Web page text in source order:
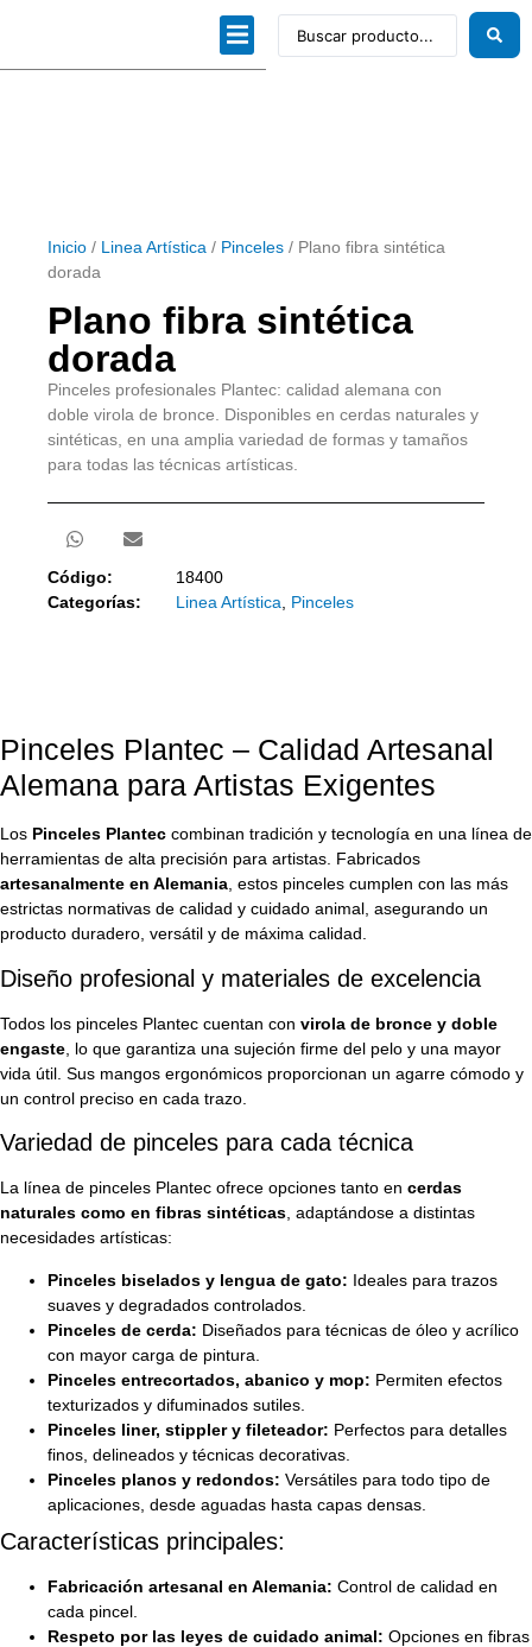
Inicio / Linea Artística / Pinceles / Plano fibra sintética
dorada
Plano fibra sintética
dorada
Pinceles profesionales Plantec: calidad alemana con
doble virola de bronce. Disponibles en cerdas naturales y
sintéticas, en una amplia variedad de formas y tamaños
para todas las técnicas artísticas.
Código:
18400
Categorías:
Linea Artística, Pinceles
Pinceles Plantec – Calidad Artesanal
Alemana para Artistas Exigentes
Los Pinceles Plantec combinan tradición y tecnología en una línea de
herramientas de alta precisión para artistas. Fabricados
artesanalmente en Alemania, estos pinceles cumplen con las más
estrictas normativas de calidad y cuidado animal, asegurando un
producto duradero, versátil y de máxima calidad.
Diseño profesional y materiales de excelencia
Todos los pinceles Plantec cuentan con virola de bronce y doble
engaste , lo que garantiza una sujeción firme del pelo y una mayor
vida útil. Sus mangos ergonómicos proporcionan un agarre cómodo y
un control preciso en cada trazo.
Variedad de pinceles para cada técnica
La línea de pinceles Plantec ofrece opciones tanto en cerdas
naturales como en fibras sintéticas , adaptándose a distintas
necesidades artísticas:
Pinceles biselados y lengua de gato: Ideales para trazos
suaves y degradados controlados.
Pinceles de cerda: Diseñados para técnicas de óleo y acrílico
con mayor carga de pintura.
Pinceles entrecortados, abanico y mop: Permiten efectos
texturizados y difuminados sutiles.
Pinceles liner, stippler y fileteador: Perfectos para detalles
finos, delineados y técnicas decorativas.
Pinceles planos y redondos: Versátiles para todo tipo de
aplicaciones, desde aguadas hasta capas densas.
Características principales:
Fabricación artesanal en Alemania: Control de calidad en
cada pincel.
Respeto por las leyes de cuidado animal: Opciones en fibras